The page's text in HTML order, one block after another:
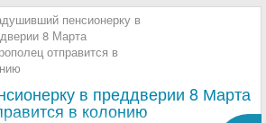
в преддверии 8 Марта
в колонию